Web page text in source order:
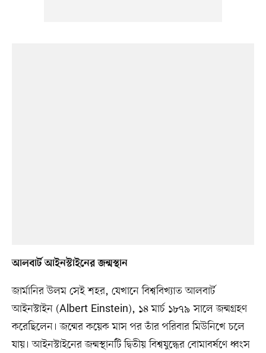
আলবার্ট আইনস্টাইনের জন্মস্থান
জার্মানির উলম সেই শহর, যেখানে বিশ্ববিখ্যাত আলবার্ট
আইনস্টাইন (Albert Einstein), ১৪ মার্চ ১৮৭৯ সালে জন্মগ্রহণ
করেছিলেন। জন্মের কয়েক মাস পর তাঁর পরিবার মিউনিখে চলে
যায়। আইনস্টাইনের জন্মস্থানটি দ্বিতীয় বিশ্বযুদ্ধের বোমাবর্ষণে ধ্বংস